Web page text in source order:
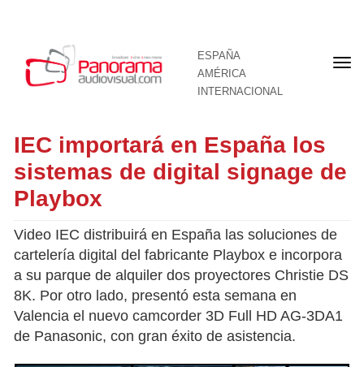
ESPAÑA
AMÉRICA
INTERNACIONAL
IEC importará en España los
sistemas de digital signage de
Playbox
Video IEC distribuirá en España las soluciones de
cartelería digital del fabricante Playbox e incorpora
a su parque de alquiler dos proyectores Christie DS
8K. Por otro lado, presentó esta semana en
Valencia el nuevo camcorder 3D Full HD AG-3DA1
de Panasonic, con gran éxito de asistencia.